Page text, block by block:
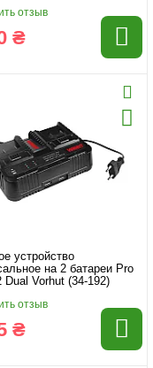
отзыв
₴
устройство
на 2 батареи Pro
Dual Vorhut (34-192)
отзыв
₴